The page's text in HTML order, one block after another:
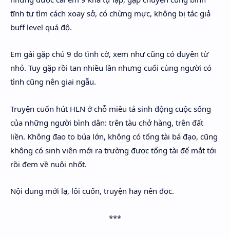
tĩnh tự tìm cách xoay sở, có chừng mực, không bị tác giả
buff level quá độ.
Em gái gặp chú 9 do tình cờ, xem như cũng có duyên từ
nhỏ. Tuy gặp rồi tan nhiều lần nhưng cuối cùng người có
tình cũng nên giai ngẫu.
Truyện cuốn hút HLN ở chỗ miêu tả sinh động cuộc sống
của những người bình dân: trên tàu chở hàng, trên đất
liền. Không đao to búa lớn, không có tổng tài bá đạo, cũng
không có sinh viên mới ra trường được tổng tài để mắt tới
rồi đem về nuôi nhốt.
Nội dung mới lạ, lôi cuốn, truyện hay nên đọc.
***